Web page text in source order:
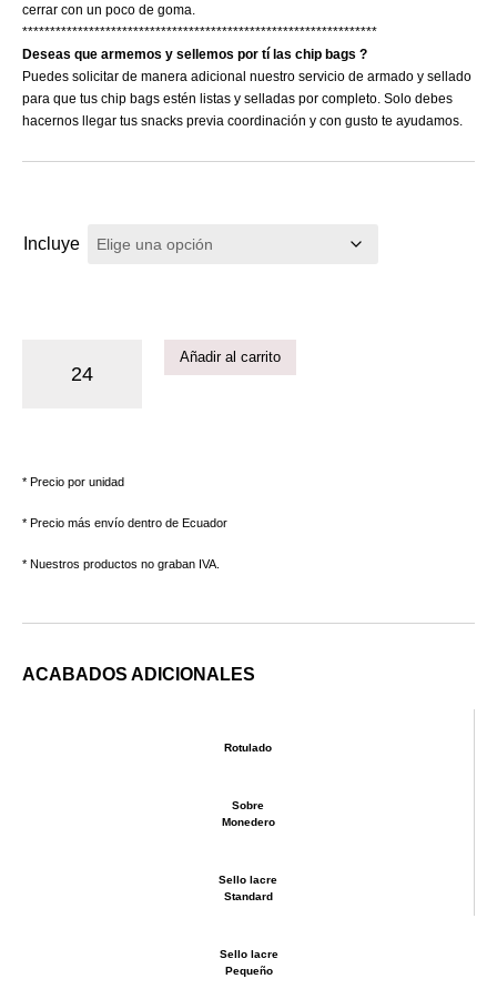
cerrar con un poco de goma.
****************************************************************
Deseas que armemos y sellemos por tí las chip bags ?
Puedes solicitar de manera adicional nuestro servicio de armado y sellado
para que tus chip bags estén listas y selladas por completo. Solo debes
hacernos llegar tus snacks previa coordinación y con gusto te ayudamos.
Incluye
Añadir al carrito
* Precio por unidad
* Precio más envío dentro de Ecuador
* Nuestros productos no graban IVA.
ACABADOS ADICIONALES
Rotulado
Sobre
Monedero
Sello lacre
Standard
Sello lacre
Pequeño